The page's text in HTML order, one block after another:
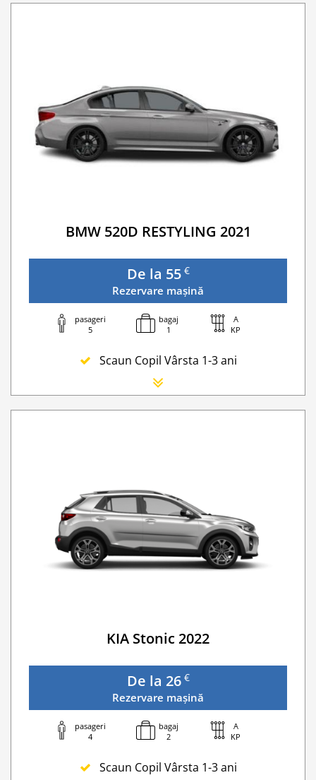
Serviciu premium de urgență pe drum
Go Chisinau Airport Shuttle Bus Service And
Taxa spalatorie
Transfer Privat (sau „RMO Transfer”)
BMW 520D RESTYLING 2021
De la 55 €
Rezervare mașină
pasageri
5
bagaj
1
A
KP
Scaun Copil Vârsta 1-3 ani
Scaun Nou-nascut
WI-FI 4G nelimitat
Serviciu premium de urgență pe drum
Traversarea frontierei Romania
Taxa spalatorie
Go Chisinau Airport Shuttle Bus Service And
KIA Stonic 2022
De la 26 €
Rezervare mașină
pasageri
4
bagaj
2
A
KP
Scaun Copil Vârsta 1-3 ani